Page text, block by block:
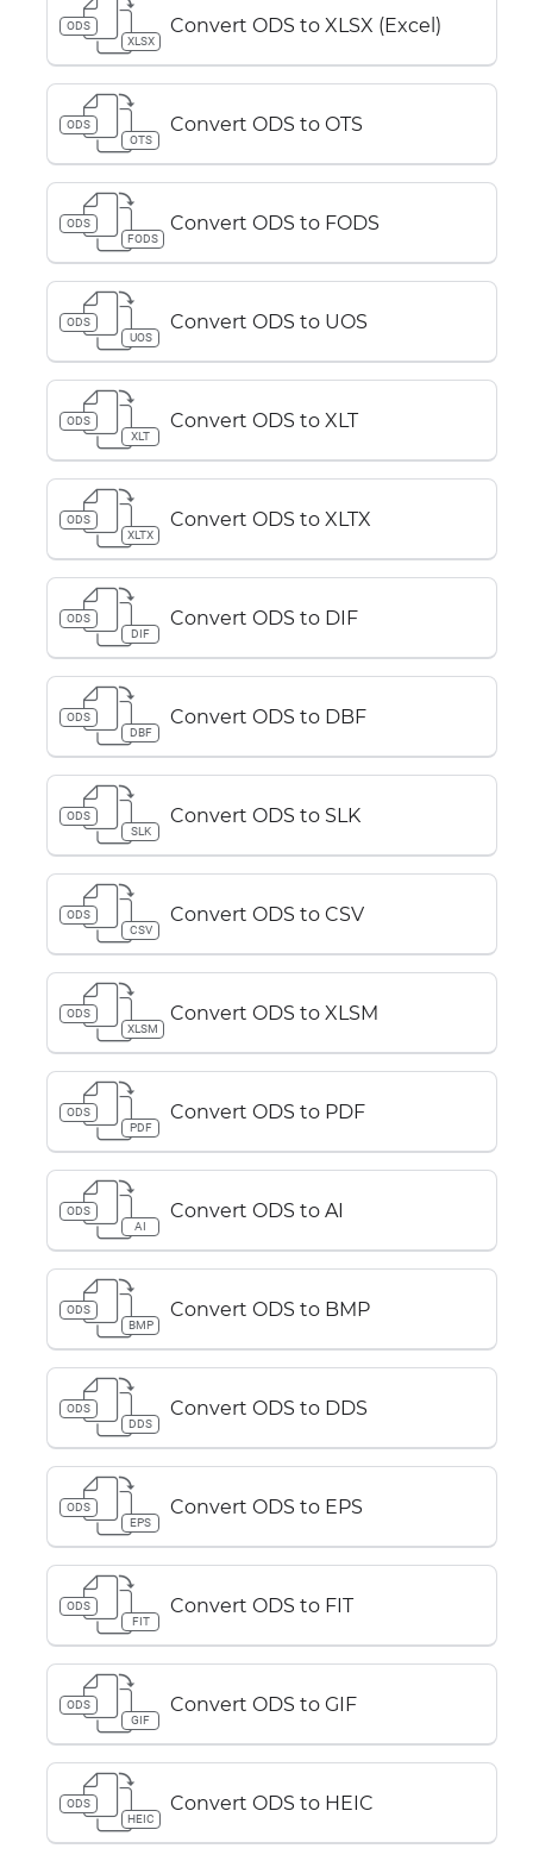
ODS
XLSX
Convert ODS to XLSX (Excel)
ODS
OTS
Convert ODS to OTS
ODS
FODS
Convert ODS to FODS
ODS
UOS
Convert ODS to UOS
ODS
XLT
Convert ODS to XLT
ODS
XLTX
Convert ODS to XLTX
ODS
DIF
Convert ODS to DIF
ODS
DBF
Convert ODS to DBF
ODS
SLK
Convert ODS to SLK
ODS
CSV
Convert ODS to CSV
ODS
XLSM
Convert ODS to XLSM
ODS
PDF
Convert ODS to PDF
ODS
AI
Convert ODS to AI
ODS
BMP
Convert ODS to BMP
ODS
DDS
Convert ODS to DDS
ODS
EPS
Convert ODS to EPS
ODS
FIT
Convert ODS to FIT
ODS
GIF
Convert ODS to GIF
ODS
HEIC
Convert ODS to HEIC